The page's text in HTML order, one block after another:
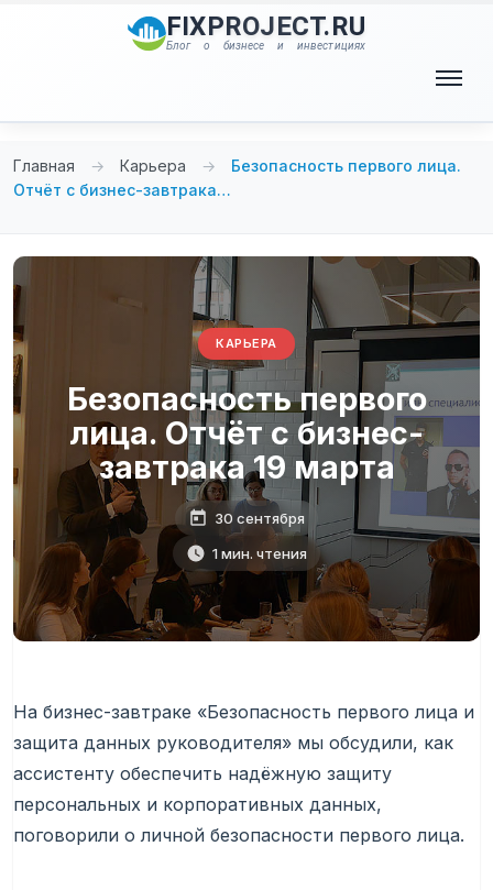
FIXPROJECT.RU
Блог о бизнесе и инвестициях
Главная → Карьера →
Безопасность первого лица.
Отчёт с бизнес-завтрака…
КАРЬЕРА
Безопасность первого
лица. Отчёт с бизнес-
завтрака 19 марта
30 сентября
1 мин. чтения
На бизнес-завтраке «Безопасность первого лица и
защита данных руководителя» мы обсудили, как
ассистенту обеспечить надёжную защиту
персональных и корпоративных данных,
поговорили о личной безопасности первого лица.